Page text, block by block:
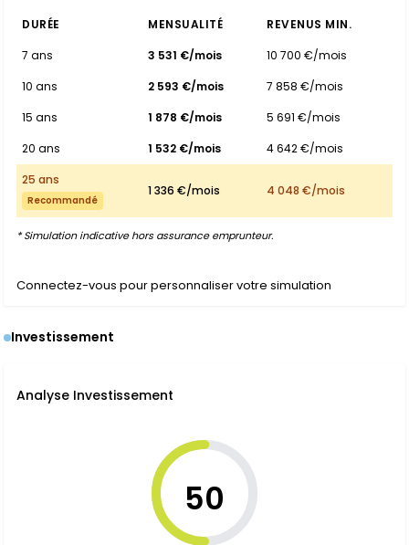
DURÉE MENSUALITÉ
REVENUS MIN.
7 ans
3 531 €/mois
10 700 €/mois
10 ans
2 593 €/mois
7 858 €/mois
15 ans
1 878 €/mois
5 691 €/mois
20 ans
1 532 €/mois
4 642 €/mois
25 ans
Recommandé
1 336 €/mois 4 048 €/mois
* Simulation indicative hors assurance emprunteur.
Connectez-vous pour personnaliser votre simulation
Investissement
Analyse Investissement
50